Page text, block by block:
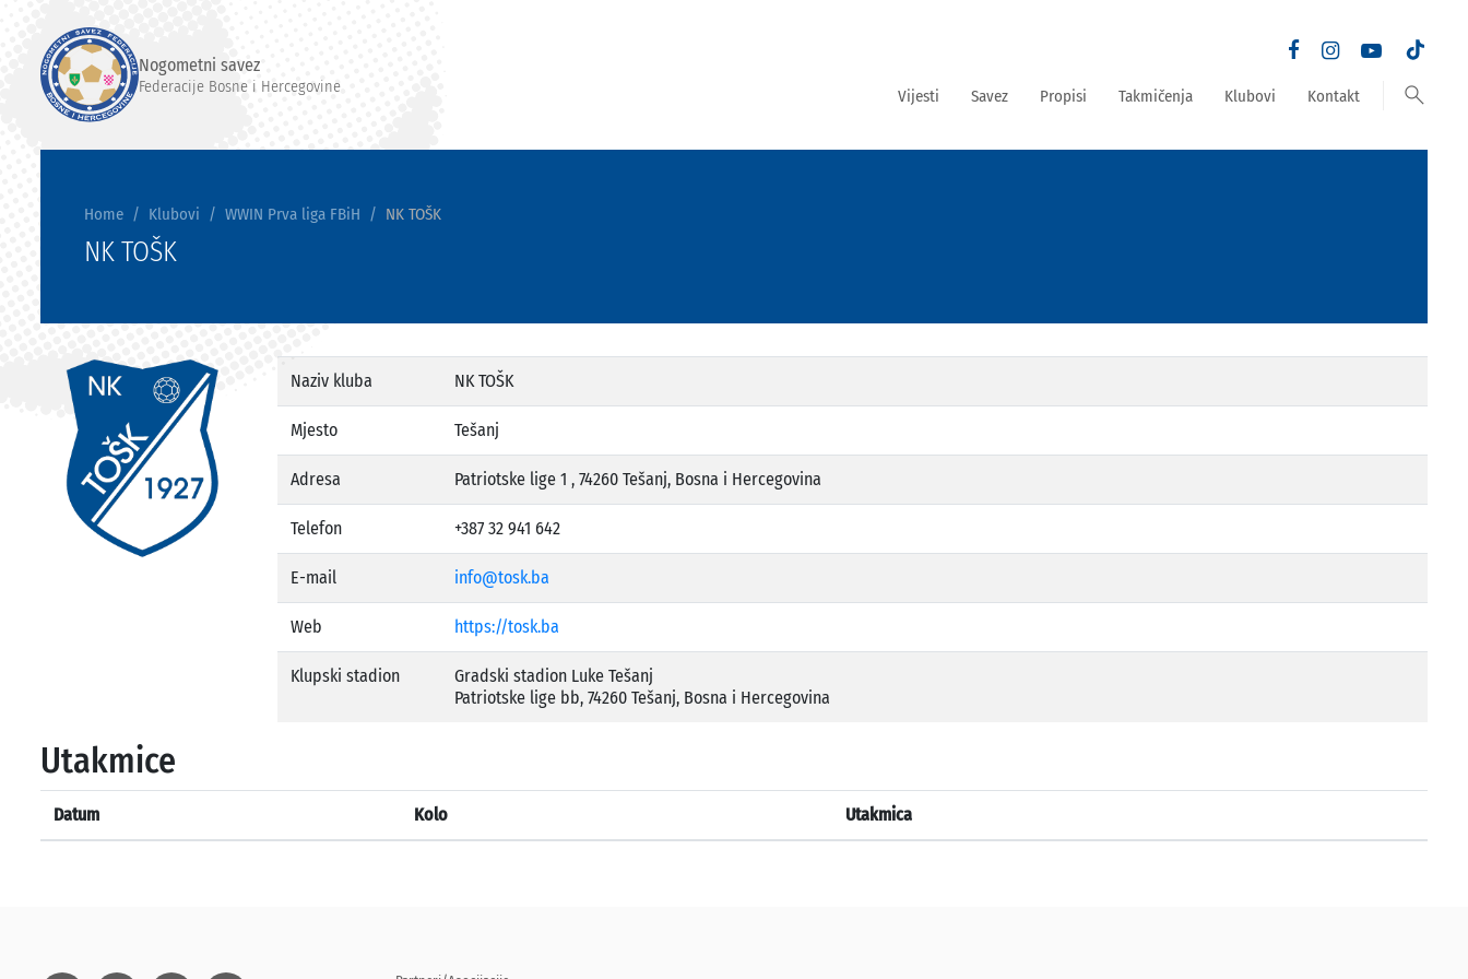
Nogometni savez
Federacije Bosne i Hercegovine Vijesti Savez Propisi Takmičenja Klubovi Kontakt search
Home Klubovi WWIN Prva liga FBiH NK TOŠK
NK TOŠK
Naziv kluba NK TOŠK
Mjesto Tešanj
Adresa Patriotske lige 1 , 74260 Tešanj, Bosna i Hercegovina
Telefon +387 32 941 642
E-mail info@tosk.ba
Web https://tosk.ba
Klupski stadion
Gradski stadion Luke Tešanj
Patriotske lige bb, 74260 Tešanj, Bosna i Hercegovina
Utakmice
Datum Kolo Utakmica